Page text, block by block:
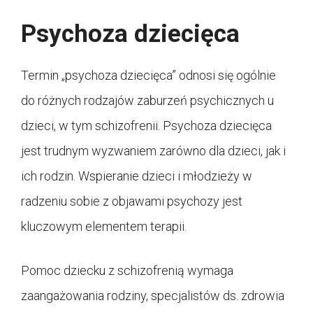
Psychoza dziecięca
Termin „psychoza dziecięca” odnosi się ogólnie
do różnych rodzajów zaburzeń psychicznych u
dzieci, w tym schizofrenii. Psychoza dziecięca
jest trudnym wyzwaniem zarówno dla dzieci, jak i
ich rodzin. Wspieranie dzieci i młodzieży w
radzeniu sobie z objawami psychozy jest
kluczowym elementem terapii.
Pomoc dziecku z schizofrenią wymaga
zaangażowania rodziny, specjalistów ds. zdrowia